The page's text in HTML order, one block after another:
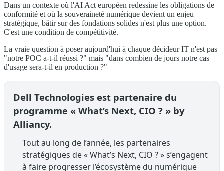
Dans un contexte où l'AI Act européen redessine les obligations de
conformité et où la souveraineté numérique devient un enjeu
stratégique, bâtir sur des fondations solides n'est plus une option.
C'est une condition de compétitivité.
La vraie question à poser aujourd'hui à chaque décideur IT n'est pas
"notre POC a-t-il réussi ?" mais "dans combien de jours notre cas
d'usage sera-t-il en production ?"
Dell Technologies est partenaire du
programme « What’s Next, CIO ? » by
Alliancy.
Tout au long de l’année, les partenaires
stratégiques de « What’s Next, CIO ? » s’engagent
à faire progresser l’écosystème du numérique